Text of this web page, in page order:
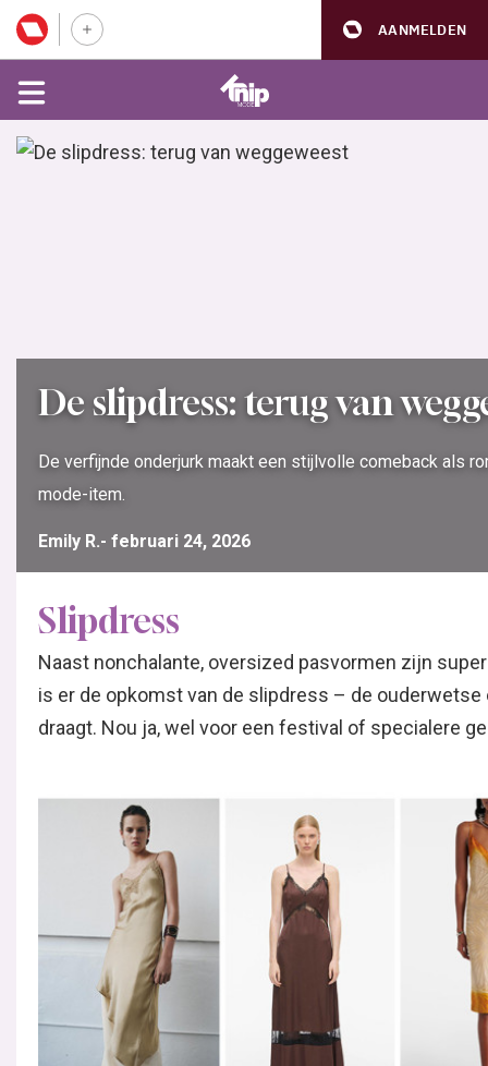
AANMELDEN
De slipdress: terug van
De verfijnde onderjurk maakt een stijlvolle comeback als
mode-item.
Emily R. februari 24, 2026
Slipdress
Naast nonchalante, oversized pasvormen zijn
is er de opkomst van de slipdress – de
draagt. Nou ja, wel voor een festival of specialere